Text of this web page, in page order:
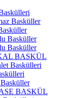
Basküller
Basküller
Basküller
BASKÜL
Baskülleri
BASKÜL